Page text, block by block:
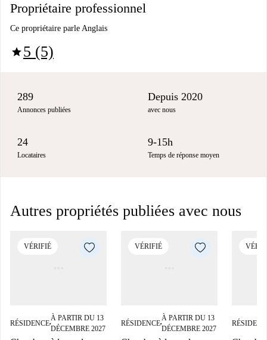
Propriétaire professionnel
Ce propriétaire parle Anglais
star5 (5)
289
Annonces publiées
Depuis 2020
avec nous
24
Locataires
9-15h
Temps de réponse moyen
Autres propriétés publiées avec nous
VÉRIFIÉ
RÉSIDENCE■
À PARTIR DU 13
DÉCEMBRE 2027
VÉRIFIÉ
RÉSIDENCE■
À PARTIR DU 13
DÉCEMBRE 2027